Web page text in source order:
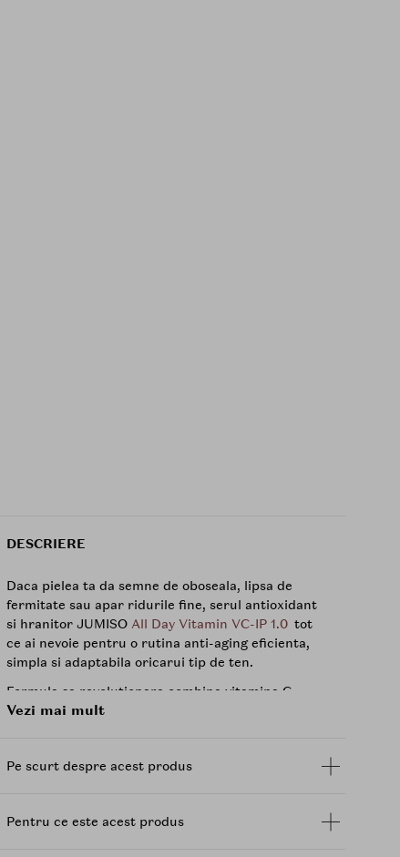
DESCRIERE
Daca pielea ta da semne de oboseala, lipsa de
fermitate sau apar ridurile fine, serul antioxidant
si hranitor JUMISO All Day Vitamin VC-IP 1.0 tot
ce ai nevoie pentru o rutina anti-aging eficienta,
simpla si adaptabila oricarui tip de ten.
Formula sa revolutionara combina vitamina C
stabilizata (Ascorbyl Tetraisopalmitate 1%),
dovedite dar siNiacinamida, care uniformizeaza
Alte ingredientele atent selectate sunt Adenozina
Vezi mai mult
Pe scurt despre acest produs
Pentru ce este acest produs